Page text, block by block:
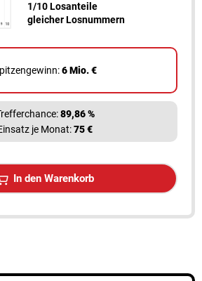
1/10 Losanteile
gleicher Losnummern
6 Mio. €
89,86 %
je Monat:75 €
In den Warenkorb